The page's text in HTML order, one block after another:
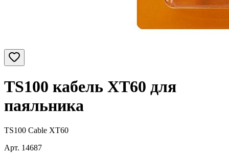
TS100 кабель XT60 для
паяльника
TS100 Cable XT60
Арт. 14687